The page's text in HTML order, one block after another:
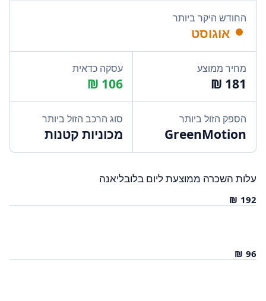
החודש היקר ביותר
אוגוסט
מחיר ממוצע עסקה כדאית
הספק הזול ביותר
GreenMotion
סוג הרכב הזול ביותר
מכוניות קטנות
עלות השכרה ממוצעת ליום בלובליאנה